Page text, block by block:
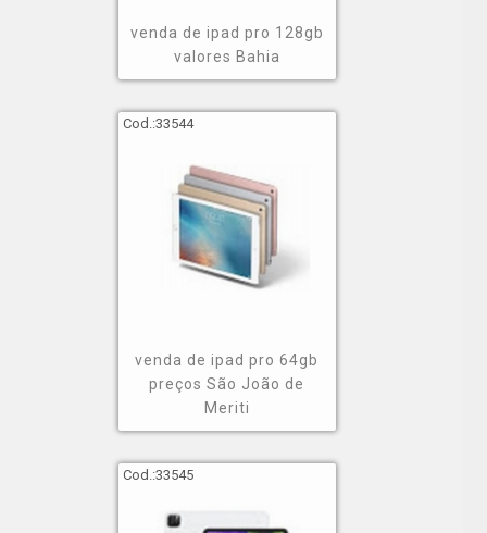
venda de ipad pro 128gb
valores Bahia
Cod.:33544
venda de ipad pro 64gb
preços São João de
Meriti
Cod.:33545